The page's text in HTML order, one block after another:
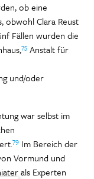
ob eine
obwohl Clara Reust
Fällen wurden die
75 Anstalt für
und/oder
war selbst im
79 Im Bereich der
Vormund und
als Experten